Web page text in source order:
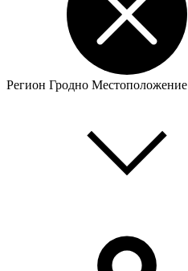
Регион Гродно Местоположение